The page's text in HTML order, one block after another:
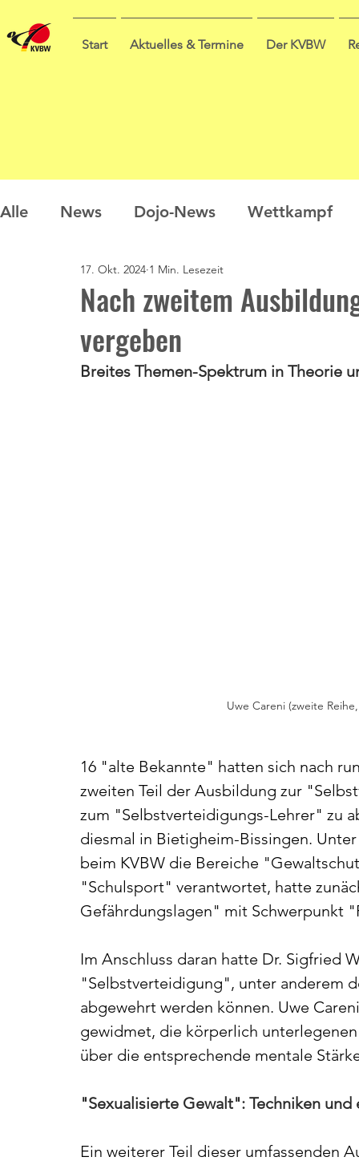
Start Aktuelles & Termine Der KVBW
Alle News Dojo-News Wettkampf
Nachwuchs Prüfungen
Sommercamp Umfrage
Nach zweitem
vergeben
17. Okt. 2024 1 Min. Lesezeit
Breites Themen-Spektrum in Theorie
Uwe Careni (zweite
16 "alte Bekannte" hatten sich nach
zweiten Teil der Ausbildung zur
zum "Selbstverteidigungs-Lehrer" zu
diesmal in Bietigheim-Bissingen.
beim KVBW die Bereiche
"Schulsport" verantwortet, hatte
Gefährdungslagen" mit Schwerpunkt
Im Anschluss daran hatte Dr. Sigfried
"Selbstverteidigung", unter anderem
abgewehrt werden können. Uwe
gewidmet, die körperlich
über die entsprechende mentale
"Sexualisierte Gewalt": Techniken
Ein weiterer Teil dieser umfassenden